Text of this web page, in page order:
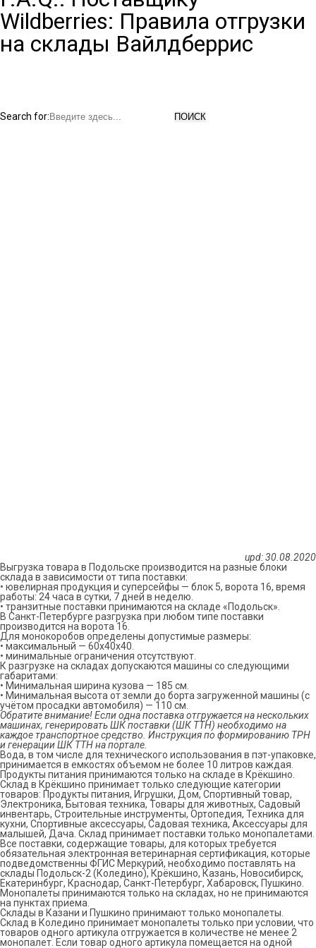
Wildberries: Правила отгрузки
на склады Вайлдберрис
Search for:
upd: 30.08.2020
Выгрузка товара в Подольске производится на разные блоки
склада в зависимости от типа поставки:
• ювелирная продукция и суперсейфы — блок 5, ворота 16, время
работы: 24 часа в сутки, 7 дней в неделю.
• транзитные поставки принимаются на складе «Подольск».
В Санкт-Петербурге разгрузка при любом типе поставки
производится на ворота 16.
Для монокоробов определены допустимые размеры:
• максимальный — 60х40х40.
• минимальные ограничения отсутствуют.
К разгрузке на складах допускаются машины со следующими
габаритами:
• Минимальная ширина кузова — 185 см.
• Минимальная высота от земли до борта загруженной машины (с
учётом просадки автомобиля) — 110 см.
Обратите внимание! Если одна поставка отгружается на нескольких
машинах, генерировать ШК поставки (ШК ТТН) необходимо на
каждое транспортное средство. Инструкция по формированию ТРН
и генерации ШК ТТН на портале.
Вода, в том числе для технического использования в пэт-упаковке,
принимается в емкостях объемом не более 10 литров каждая.
Продукты питания принимаются только на складе в Крёкшино.
Склад в Крёкшино принимает только следующие категории
товаров: Продукты питания, Игрушки, Дом, Спортивный товар,
Электроника, Бытовая техника, Товары для животных, Садовый
инвентарь, Строительные инструменты, Ортопедия, Техника для
кухни, Спортивные аксессуары, Садовая техника, Аксессуары для
малышей, Дача. Склад принимает поставки только монопалетами.
Все поставки, содержащие товары, для которых требуется
обязательная электронная ветеринарная сертификация, которые
подведомственны ФГИС Меркурий, необходимо поставлять на
склады Подольск-2 (Коледино), Крёкшино, Казань, Новосибирск,
Екатеринбург, Краснодар, Санкт-Петербург, Хабаровск, Пушкино.
Монопалеты принимаются только на складах, но не принимаются
на пунктах приема.
Склады в Казани и Пушкино принимают только монопалеты.
Склад в Коледино принимает монопалеты только при условии, что
товаров одного артикула отгружается в количестве не менее 2
монопалет. Если товар одного артикула помещается на одной